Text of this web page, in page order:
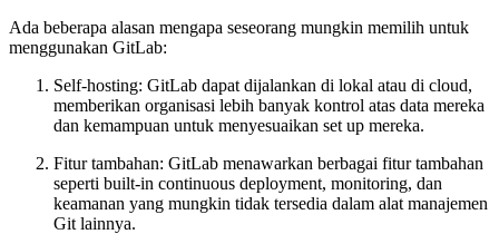
Ada beberapa alasan mengapa seseorang mungkin memilih untuk
menggunakan GitLab:
Self-hosting: GitLab dapat dijalankan di lokal atau di cloud,
memberikan organisasi lebih banyak kontrol atas data mereka
dan kemampuan untuk menyesuaikan set up mereka.
Fitur tambahan: GitLab menawarkan berbagai fitur tambahan
seperti built-in continuous deployment, monitoring, dan
keamanan yang mungkin tidak tersedia dalam alat manajemen
Git lainnya.